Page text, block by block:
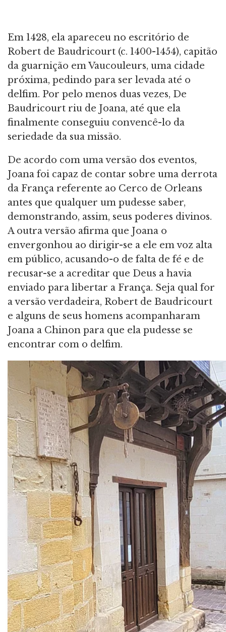
Em 1428, ela apareceu no escritório de
Robert de Baudricourt (c. 1400-1454), capitão
da guarnição em Vaucouleurs, uma cidade
próxima, pedindo para ser levada até o
delfim. Por pelo menos duas vezes, De
Baudricourt riu de Joana, até que ela
finalmente conseguiu convencê-lo da
seriedade da sua missão.
De acordo com uma versão dos eventos,
Joana foi capaz de contar sobre uma derrota
da França referente ao Cerco de Orleans
antes que qualquer um pudesse saber,
demonstrando, assim, seus poderes divinos.
A outra versão afirma que Joana o
envergonhou ao dirigir-se a ele em voz alta
em público, acusando-o de falta de fé e de
recusar-se a acreditar que Deus a havia
enviado para libertar a França. Seja qual for
a versão verdadeira, Robert de Baudricourt
e alguns de seus homens acompanharam
Joana a Chinon para que ela pudesse se
encontrar com o delfim.